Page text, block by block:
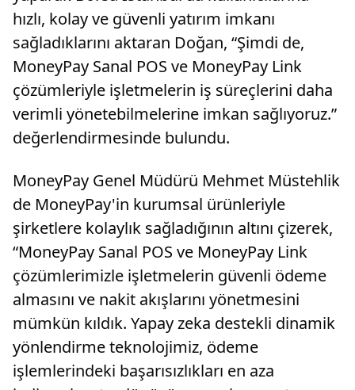
hızlı, kolay ve güvenli yatırım imkanı
sağladıklarını aktaran Doğan, “Şimdi de,
MoneyPay Sanal POS ve MoneyPay Link
çözümleriyle işletmelerin iş süreçlerini daha
verimli yönetebilmelerine imkan sağlıyoruz.”
değerlendirmesinde bulundu.
MoneyPay Genel Müdürü Mehmet Müstehlik
de MoneyPay'in kurumsal ürünleriyle
şirketlere kolaylık sağladığının altını çizerek,
“MoneyPay Sanal POS ve MoneyPay Link
çözümlerimizle işletmelerin güvenli ödeme
almasını ve nakit akışlarını yönetmesini
mümkün kıldık. Yapay zeka destekli dinamik
yönlendirme teknolojimiz, ödeme
işlemlerindeki başarısızlıkları en aza